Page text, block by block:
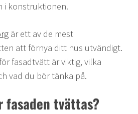
i konstruktionen.
är ett av de mest
att förnya ditt hus utvändigt.
fasadtvätt är viktig, vilka
vad du bör tänka på.
fasaden tvättas?